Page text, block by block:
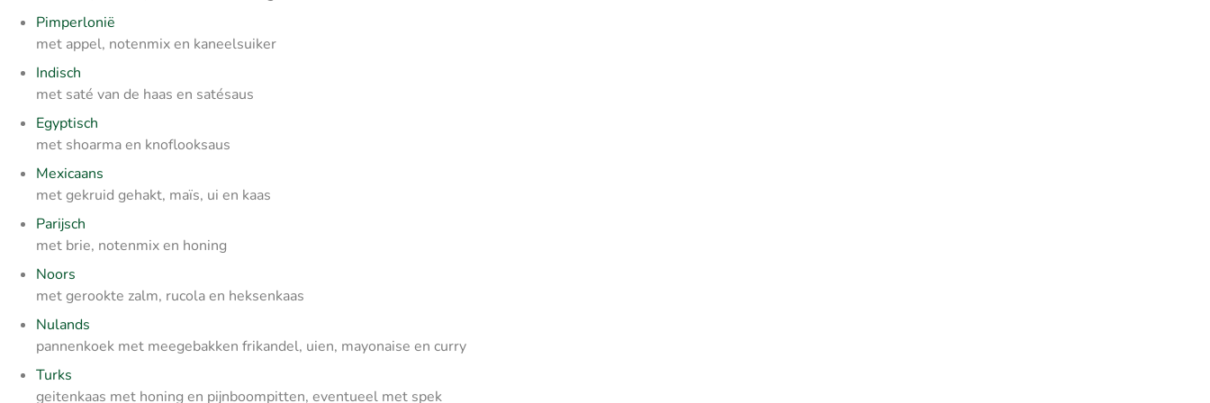
Pimperlonië
met appel, notenmix en kaneelsuiker
Indisch
met saté van de haas en satésaus
Egyptisch
met shoarma en knoflooksaus
Mexicaans
met gekruid gehakt, maïs, ui en kaas
Parijsch
met brie, notenmix en honing
Noors
met gerookte zalm, rucola en heksenkaas
Nulands
pannenkoek met meegebakken frikandel, uien, mayonaise en curry
Turks
geitenkaas met honing en pijnboompitten, eventueel met spek